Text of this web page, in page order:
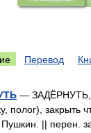
Перевод
— ЗАДЁРНУТЬ,
полог), закрыть
|| перен.